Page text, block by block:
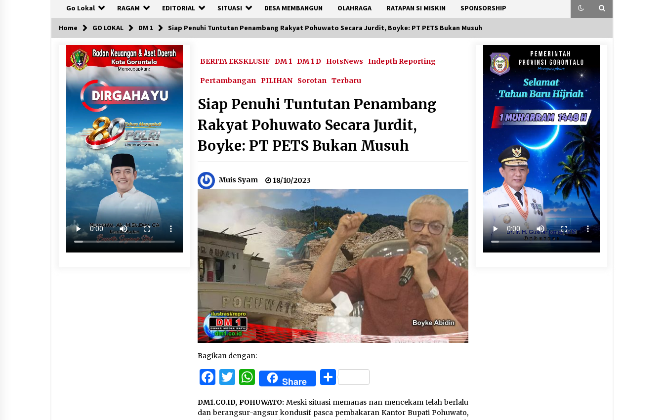
Go Lokal RAGAM EDITORIAL SITUASI DESA MEMBANGUN OLAHRAGA RATAPAN SI MISKIN SPONSORSHIP
Home GO LOKAL DM 1 Siap Penuhi Tuntutan Penambang Rakyat Pohuwato Secara Jurdit, Boyke: PT PETS Bukan Musuh
BERITA EKSKLUSIF DM 1 DM 1 D HotsNews Indepth Reporting
Pertambangan PILIHAN Sorotan Terbaru
Siap Penuhi Tuntutan Penambang
Rakyat Pohuwato Secara Jurdit,
Boyke: PT PETS Bukan Musuh
Muis Syam 18/10/2023
Bagikan dengan:
Facebook
Twitter
WhatsApp
Share Share
DM1.CO.ID, POHUWATO:Meski situasi memanas nan mencekam telah berlalu
dan berangsur-angsur kondusif pasca pembakaran Kantor Bupati Pohuwato,